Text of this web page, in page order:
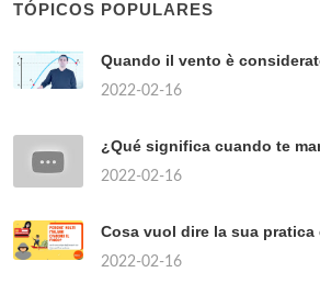
TÓPICOS POPULARES
Quando il vento è
2022-02-16
¿Qué significa cuando te
2022-02-16
Cosa vuol dire la sua pratica
2022-02-16